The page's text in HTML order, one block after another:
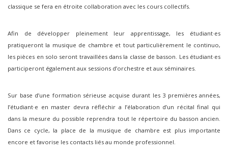
classique se fera en étroite collaboration avec les cours collectifs.
Afin de développer pleinement leur apprentissage, les étudiant·es
pratiqueront la musique de chambre et tout particulièrement le continuo,
les pièces en solo seront travaillées dans la classe de basson. Les étudiant·es
participeront également aux sessions d’orchestre et aux séminaires.
Sur base d’une formation sérieuse acquise durant les 3 premières années,
l’étudiant·e en master devra réfléchir a l’élaboration d’un récital final qui
dans la mesure du possible reprendra tout le répertoire du basson ancien.
Dans ce cycle, la place de la musique de chambre est plus importante
encore et favorise les contacts liés au monde professionnel.